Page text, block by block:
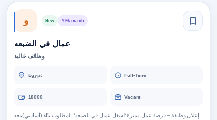
و New 70% match
عمال في الضبعه
وظائف خالية
Egypt Full-Time
18000 Vacant
إعلان وظيفة – فرصة عمل مميزة*لشغل عمال في الضبعه* المطلوب:بنّاء (أساسي)معه